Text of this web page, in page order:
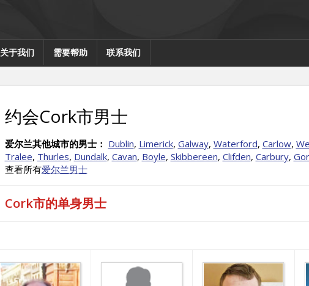
关于我们 需要帮助 联系我们
约会Cork市男士
爱尔兰其他城市的男士： Dublin, Limerick, Galway, Waterford, Carlow,
Tralee, Thurles, Dundalk, Cavan, Boyle, Skibbereen, Clifden, Carbury,
查看所有爱尔兰男士
Cork市的单身男士